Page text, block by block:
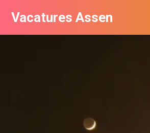
Vacatures Assen
Vacatures per bedrijf